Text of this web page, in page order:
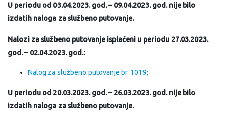
U periodu od 03.04.2023. god. – 09.04.2023. god. nije bilo
izdatih naloga za službeno putovanje.
Nalozi za službeno putovanje isplaćeni u periodu 27.03.2023.
god. – 02.04.2023. god.:
Nalog za službeno putovanje br. 1019;
U periodu od 20.03.2023. god. – 26.03.2023. god. nije bilo
izdatih naloga za službeno putovanje.